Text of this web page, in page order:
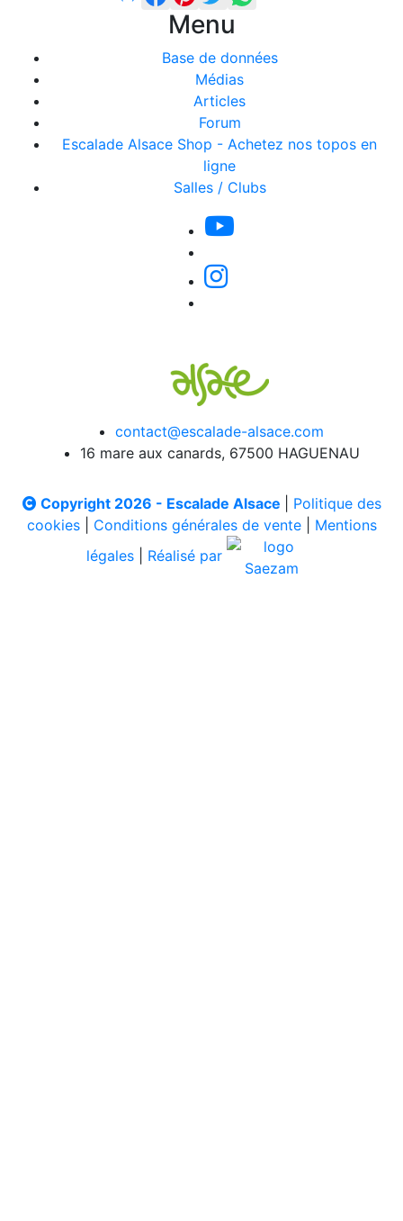
Menu
Base de données
Médias
Articles
Forum
Escalade Alsace Shop - Achetez nos topos en
ligne
Salles / Clubs
contact@escalade-alsace.com
16 mare aux canards, 67500 HAGUENAU
Copyright 2026 - Escalade Alsace
Politique des
cookies| Conditions générales de vente| Mentions
légales
Réalisé par